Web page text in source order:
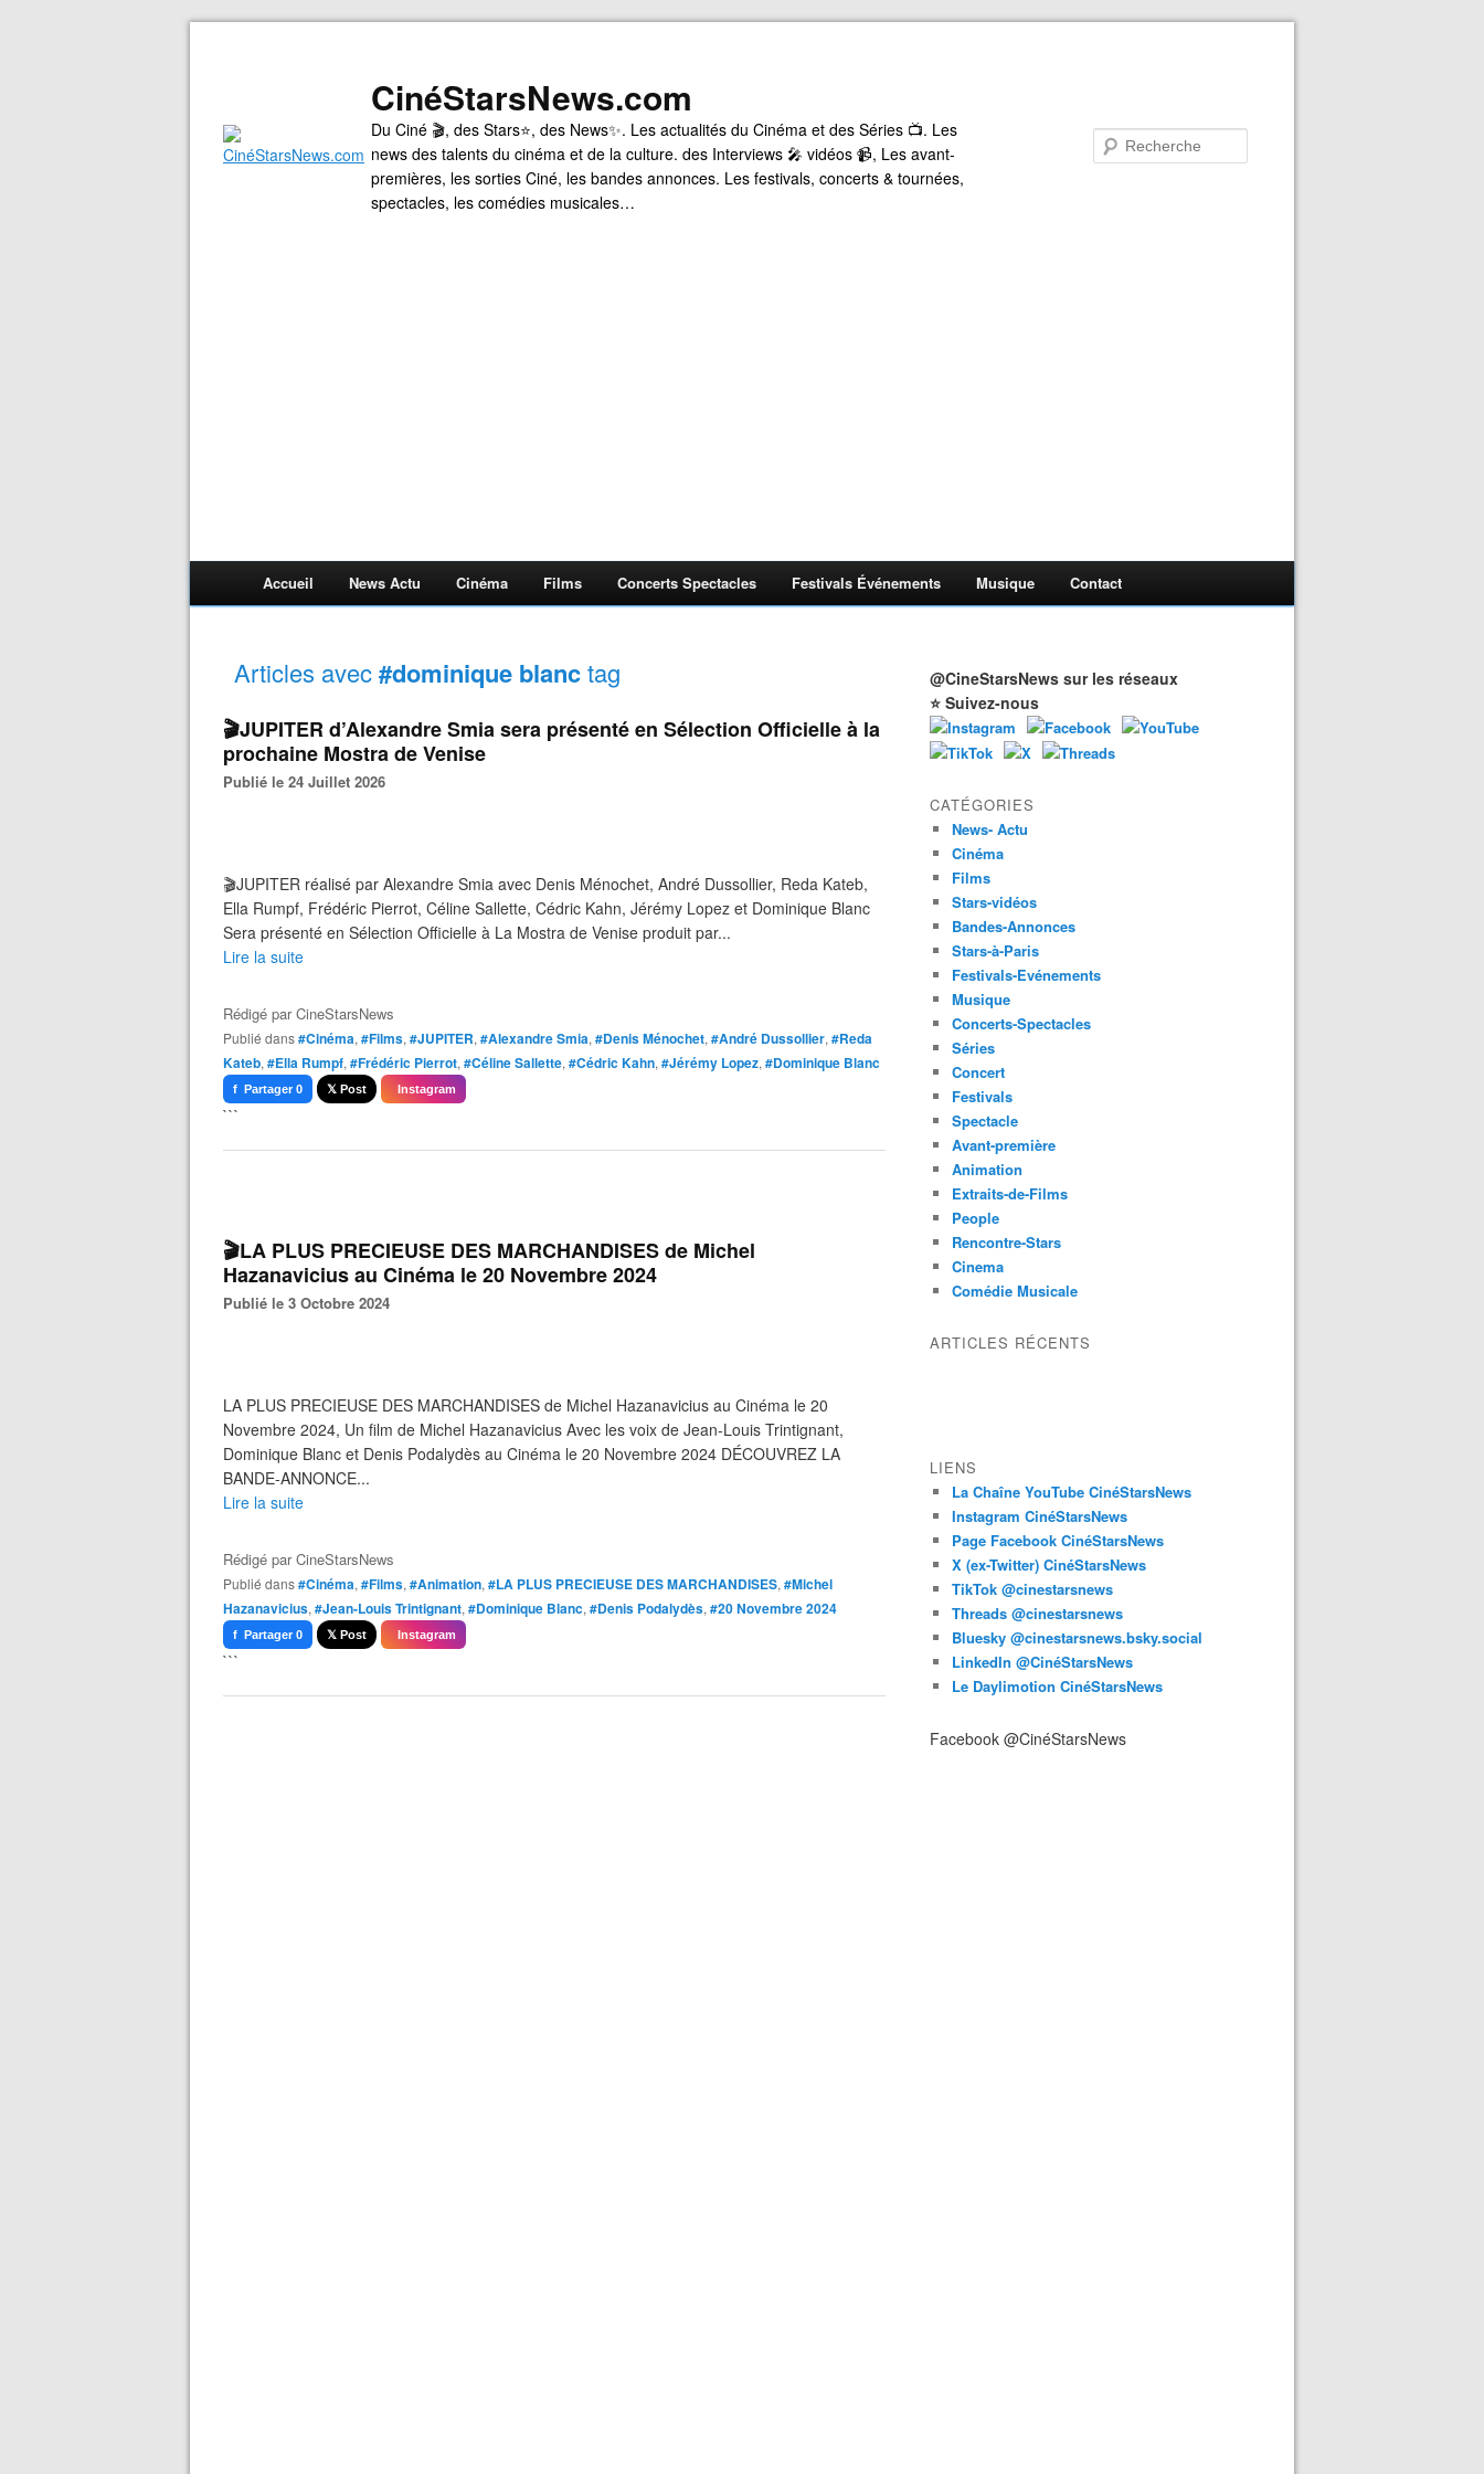
CinéStarsNews.com
Du Ciné 🎬, des Stars⭐, des News✨. Les actualités du Cinéma et des Séries 📺. Les
news des talents du cinéma et de la culture. des Interviews 🎤 vidéos 📹, Les avant-
premières, les sorties Ciné, les bandes annonces. Les festivals, concerts & tournées,
spectacles, les comédies musicales…
Accueil News Actu Cinéma Films Concerts Spectacles Festivals Événements Musique Contact
Articles avec#dominique blanctag
🎬JUPITER d’Alexandre Smia sera présenté en Sélection Officielle à la
prochaine Mostra de Venise
Publié le 24 Juillet 2026
🎬JUPITER réalisé par Alexandre Smia avec Denis Ménochet, André Dussollier, Reda Kateb,
Ella Rumpf, Frédéric Pierrot, Céline Sallette, Cédric Kahn, Jérémy Lopez et Dominique Blanc
Sera présenté en Sélection Officielle à La Mostra de Venise produit par...
Lire la suite
Rédigé parCineStarsNews
Publié dans#Cinéma, #Films, #JUPITER, #Alexandre Smia, #Denis Ménochet, #André Dussollier, #Reda
Kateb, #Ella Rumpf, #Frédéric Pierrot, #Céline Sallette, #Cédric Kahn, #Jérémy Lopez, #Dominique Blanc
f Partager 0 𝕏 Post Instagram
```
🎬LA PLUS PRECIEUSE DES MARCHANDISES de Michel
Hazanavicius au Cinéma le 20 Novembre 2024
Publié le 3 Octobre 2024
LA PLUS PRECIEUSE DES MARCHANDISES de Michel Hazanavicius au Cinéma le 20
Novembre 2024, Un film de Michel Hazanavicius Avec les voix de Jean-Louis Trintignant,
Dominique Blanc et Denis Podalydès au Cinéma le 20 Novembre 2024 DÉCOUVREZ LA
BANDE-ANNONCE...
Lire la suite
Rédigé parCineStarsNews
Publié dans#Cinéma, #Films, #Animation, #LA PLUS PRECIEUSE DES MARCHANDISES, #Michel
Hazanavicius, #Jean-Louis Trintignant, #Dominique Blanc, #Denis Podalydès, #20 Novembre 2024
f Partager 0 𝕏 Post Instagram
```
@CineStarsNews sur les réseaux
⭐ Suivez-nous
CATÉGORIES
News- Actu
Cinéma
Films
Stars-vidéos
Bandes-Annonces
Stars-à-Paris
Festivals-Evénements
Musique
Concerts-Spectacles
Séries
Concert
Festivals
Spectacle
Avant-première
Animation
Extraits-de-Films
People
Rencontre-Stars
Cinema
Comédie Musicale
ARTICLES RÉCENTS
LIENS
La Chaîne YouTube CinéStarsNews
Instagram CinéStarsNews
Page Facebook CinéStarsNews
X (ex-Twitter) CinéStarsNews
TikTok @cinestarsnews
Threads @cinestarsnews
Bluesky @cinestarsnews.bsky.social‬
LinkedIn @CinéStarsNews
Le Daylimotion CinéStarsNews
Facebook @CinéStarsNews